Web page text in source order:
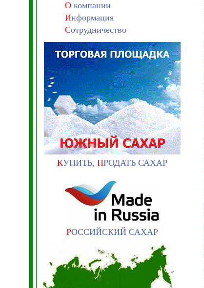
О компании
Информация
Сотрудничество
КУПИТЬ, ПРОДАТЬ САХАР
РОССИЙСКИЙ САХАР